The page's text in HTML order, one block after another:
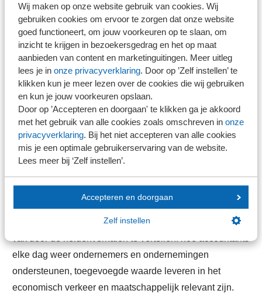
Wij maken op onze website gebruik van cookies. Wij
gebruiken cookies om ervoor te zorgen dat onze website
goed functioneert, om jouw voorkeuren op te slaan, om
inzicht te krijgen in bezoekersgedrag en het op maat
aanbieden van content en marketinguitingen. Meer uitleg
lees je in onze privacyverklaring. Door op ’Zelf instellen’ te
klikken kun je meer lezen over de cookies die wij gebruiken
en kun je jouw voorkeuren opslaan.
Door op ’Accepteren en doorgaan' te klikken ga je akkoord
met het gebruik van alle cookies zoals omschreven in onze
privacyverklaring. Bij het niet accepteren van alle cookies
mis je een optimale gebruikerservaring van de website.
Lees meer bij ‘Zelf instellen’.
Accepteren en doorgaan
Zelf instellen
Natasja Bunt gaf aan dat aantrekkelijkheid van werk best
nog verbeterd kan worden, door veel meer een beroep te
doen op de onderzoekende geest en het professionele
oordeel van de professional: ''Soms is het alleen maar
van 'compliance, compliance, compliance'; mogen we
zelf nog nadenken?''
Heldenverhalen
Diana Clement riep nogmaals op om trots te zijn op het
elke dag weer ondernemers en ondernemingen
ondersteunen, toegevoegde waarde leveren in het
economisch verkeer en maatschappelijk relevant zijn.